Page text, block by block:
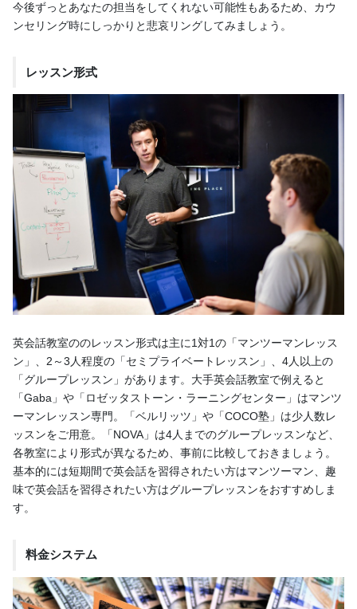
今後ずっとあなたの担当をしてくれない可能性もあるため、カウ
ンセリング時にしっかりと悲哀リングしてみましょう。
レッスン形式
英会話教室ののレッスン形式は主に1対1の「マンツーマンレッス
ン」、2～3人程度の「セミプライベートレッスン」、4人以上の
「グループレッスン」があります。大手英会話教室で例えると
「Gaba」や「ロゼッタストーン・ラーニングセンター」はマンツ
ーマンレッスン専門。「ベルリッツ」や「COCO塾」は少人数レ
ッスンをご用意。「NOVA」は4人までのグループレッスンなど、
各教室により形式が異なるため、事前に比較しておきましょう。
基本的には短期間で英会話を習得されたい方はマンツーマン、趣
味で英会話を習得されたい方はグループレッスンをおすすめしま
す。
料金システム